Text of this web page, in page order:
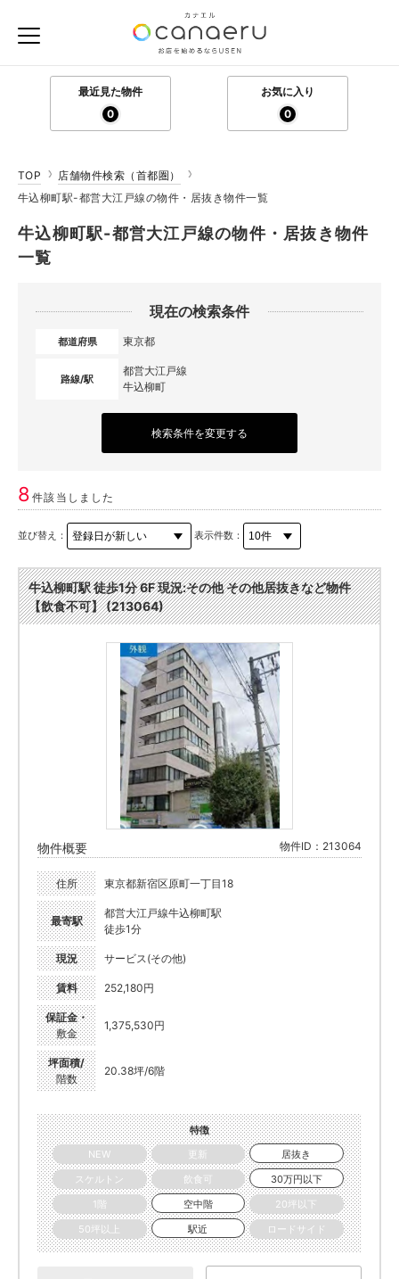
最近見た物件
0
お気に入り
0
TOP
店舗物件検索（首都圏）
牛込柳町駅-都営大江戸線の物件・居抜き物件一覧
牛込柳町駅-都営大江戸線の物件・居抜き物件
一覧
現在の検索条件
都道府県 東京都
路線/駅
都営大江戸線
牛込柳町
検索条件を変更する
8件該当しました
並び替え： 表示件数：
牛込柳町駅 徒歩1分 6F 現況:その他 その他居抜きなど物件
【飲食不可】 (213064)
物件概要 物件ID：213064
住所 東京都新宿区原町一丁目18
最寄駅
都営大江戸線牛込柳町駅
徒歩1分
現況 サービス(その他)
賃料 252,180円
保証金・
敷金
1,375,530円
坪面積/
階数
20.38坪/6階
特徴
NEW
更新
居抜き
スケルトン
飲食可
30万円以下
1階
空中階
20坪以下
50坪以上
駅近 ロードサイド